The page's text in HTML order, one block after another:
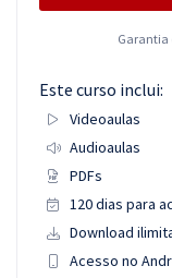
Garantia
Este curso inclui:
Videoaulas
Audioaulas
PDFs
120 dias para
Download
Acesso no